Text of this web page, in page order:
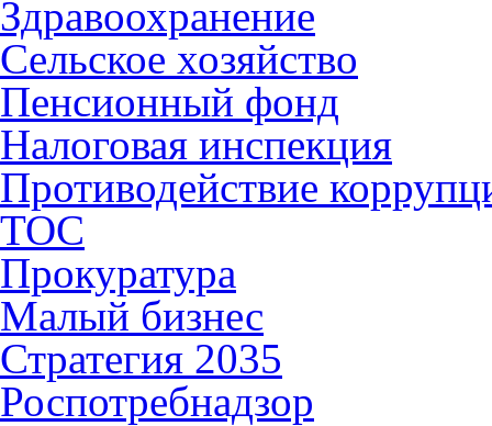
Здравоохранение
Сельское хозяйство
Пенсионный фонд
Налоговая инспекция
Противодействие
ТОС
Прокуратура
Малый бизнес
Стратегия 2035
Роспотребнадзор